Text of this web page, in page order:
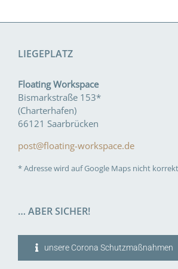
LIEGEPLATZ
Floating Workspace
Bismarkstraße 153*
(Charterhafen)
66121 Saarbrücken
post@floating-workspace.de
* Adresse wird auf Google Maps nicht
… ABER SICHER!
unsere Corona Schutzmaßnahmen